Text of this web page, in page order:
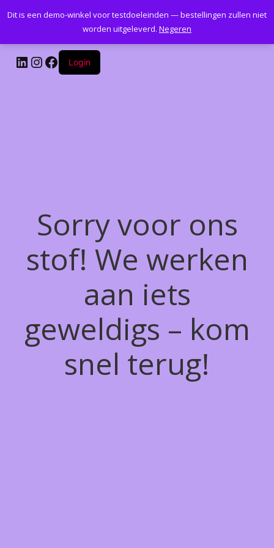
Kantoormeubelenplus.com
LinkedIn
Instagram
Facebook
Login
Sorry voor ons
stof! We werken
aan iets
geweldigs – kom
snel terug!
Dit is een demo-winkel voor testdoeleinden — bestellingen zullen niet
worden uitgeleverd. Negeren